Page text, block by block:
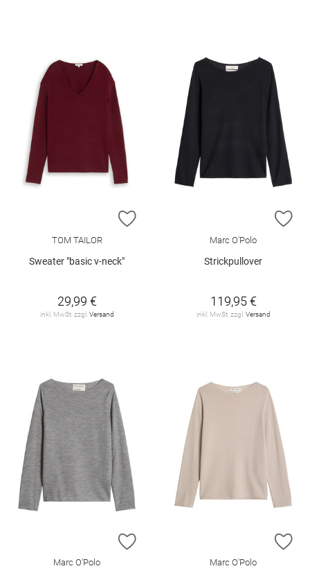
ZUR WUNSCHLISTE HINZUFÜGEN
TOM TAILOR
Sweater "basic v-neck"
29,99 €
inkl. MwSt. zzgl. Versand
Marc O'Polo
Strickpullover
119,95 €
inkl. MwSt. zzgl. Versand
ZUR WUNSCHLISTE HINZUFÜGEN
Marc O'Polo Marc O'Polo